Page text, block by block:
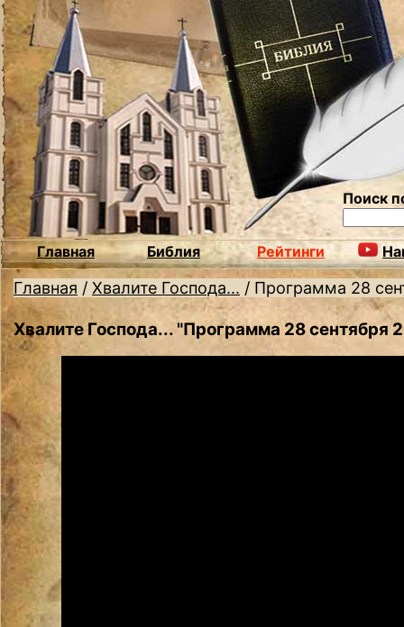
Поиск
Главная Библия Рейтинги
Главная / Хвалите Господа... / Программа 28
Хвалите Господа... "Программа 28 сентября